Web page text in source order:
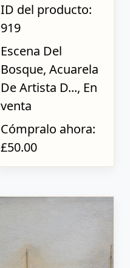
ID del producto:
919
Escena Del
Bosque, Acuarela
De Artista D..., En
venta
Cómpralo ahora:
£50.00